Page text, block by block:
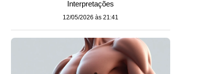
Interpretações
12/05/2026 às 21:41